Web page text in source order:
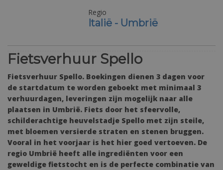
Regio
Italië - Umbrië
Moeilijkheidsgraad
Gemiddeld
Fietsverhuur Spello
Fietsverhuur Spello. Boekingen dienen 3 dagen voor
de startdatum te worden geboekt met minimaal 3
verhuurdagen, leveringen zijn mogelijk naar alle
plaatsen in Umbrië. Fiets door het sfeervolle,
schilderachtige heuvelstadje Spello met zijn steile,
met bloemen versierde straten en stenen bruggen.
Vooral in het voorjaar is het hier goed vertoeven. De
regio Umbrië heeft alle ingrediënten voor een
geweldige fietstocht en is de perfecte combinatie van